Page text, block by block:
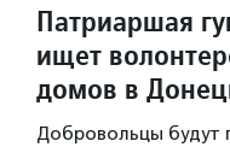
Патриаршая
ищет
домов в
Добровольцы будут